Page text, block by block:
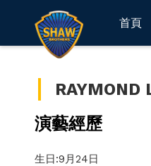
首頁
RAYMOND
演藝經歷
生日:9月24日